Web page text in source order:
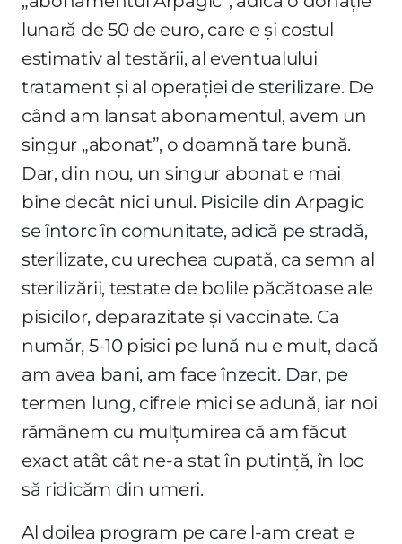
lunară de 50 de euro, care e și costul
estimativ al testării, al eventualului
tratament și al operației de sterilizare. De
când am lansat abonamentul, avem un
singur „abonat”, o doamnă tare bună.
Dar, din nou, un singur abonat e mai
bine decât nici unul. Pisicile din Arpagic
se întorc în comunitate, adică pe stradă,
sterilizate, cu urechea cupată, ca semn al
sterilizării, testate de bolile păcătoase ale
pisicilor, deparazitate și vaccinate. Ca
număr, 5-10 pisici pe lună nu e mult, dacă
am avea bani, am face înzecit. Dar, pe
termen lung, cifrele mici se adună, iar noi
rămânem cu mulțumirea că am făcut
exact atât cât ne-a stat în putință, în loc
să ridicăm din umeri.
Al doilea program pe care l-am creat e